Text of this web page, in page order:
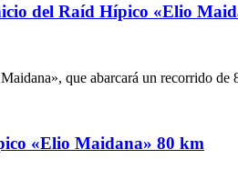
del Raíd Hípico «Elio
que abarcará un recorrido de
«Elio Maidana» 80 km